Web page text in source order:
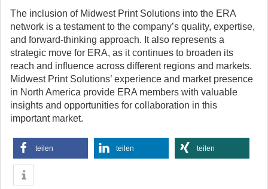
The inclusion of Midwest Print Solutions into the ERA
network is a testament to the company’s quality, expertise,
and forward-thinking approach. It also represents a
strategic move for ERA, as it continues to broaden its
reach and influence across different regions and markets.
Midwest Print Solutions’ experience and market presence
in North America provide ERA members with valuable
insights and opportunities for collaboration in this
important market.
teilen teilen teilen